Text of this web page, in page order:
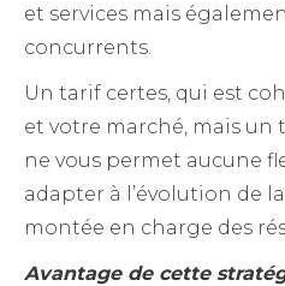
et services mais
concurrents.
Un tarif certes, qui est
et votre marché, mais un
ne vous permet aucune
adapter à l’évolution de
montée en charge des
Avantage de cette